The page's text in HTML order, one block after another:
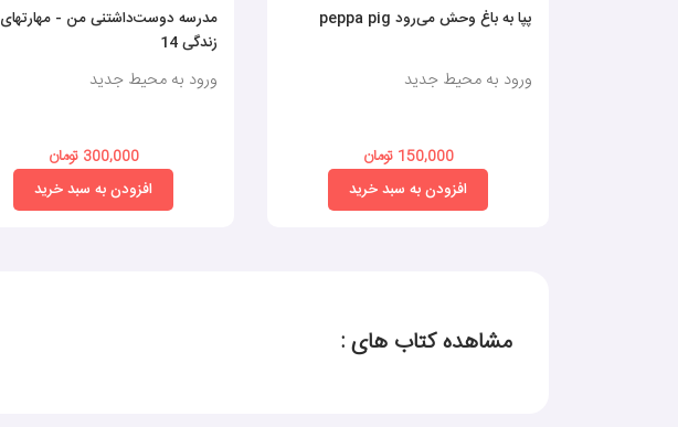
پپا به باغ وحش می‌رود peppa pig
ورود به محیط جدید
150,000 تومان
افزودن به سبد خرید
مدرسه دوست‌داشتنی من - مهارتهای
زندگی 14
ورود به محیط جدید
300,000 تومان
افزودن به سبد خرید
مشاهده کتاب های :